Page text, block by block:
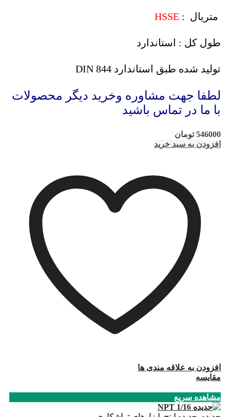
متریال : HSSE
طول کل : استاندارد
تولید شده طبق استاندارد DIN 844
لطفا جهت مشاوره وخرید دیگر محصولات
با ما در تماس باشید
546000 تومان
افزودن به سبد خرید
افزودن به علاقه مندی ها
مقایسه
مشاهده سریع